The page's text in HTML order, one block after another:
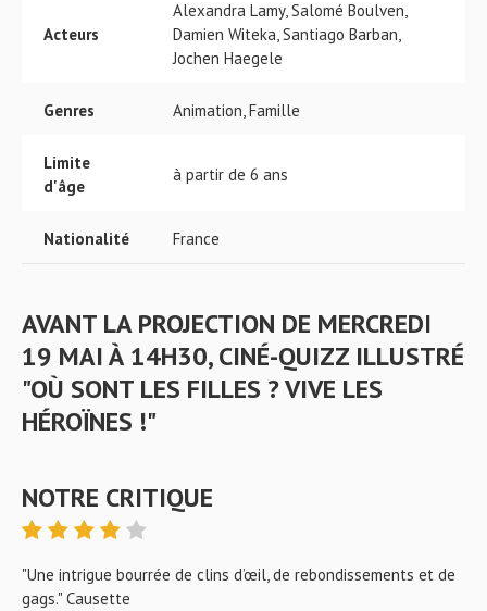
Acteurs
Alexandra Lamy, Salomé Boulven,
Damien Witeka, Santiago Barban,
Jochen Haegele
Genres Animation, Famille
Limite
d'âge
à partir de 6 ans
Nationalité France
AVANT LA PROJECTION DE MERCREDI
19 MAI À 14H30, CINÉ-QUIZZ ILLUSTRÉ
"OÙ SONT LES FILLES ? VIVE LES
HÉROÏNES !"
NOTRE CRITIQUE
"Une intrigue bourrée de clins d’œil, de rebondissements et de
gags." Causette